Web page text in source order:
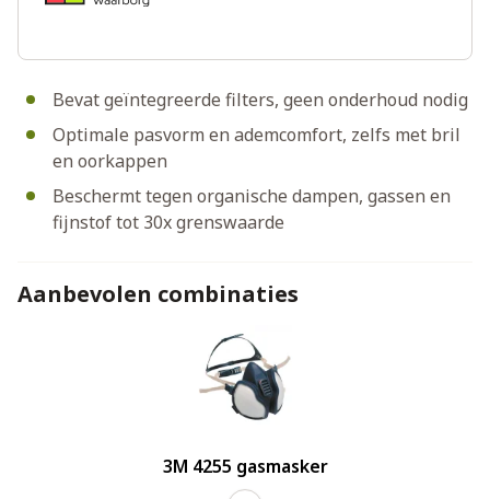
Bevat geïntegreerde filters, geen onderhoud nodig
Optimale pasvorm en ademcomfort, zelfs met bril
en oorkappen
Beschermt tegen organische dampen, gassen en
fijnstof tot 30x grenswaarde
Aanbevolen combinaties
3M 4255 gasmasker